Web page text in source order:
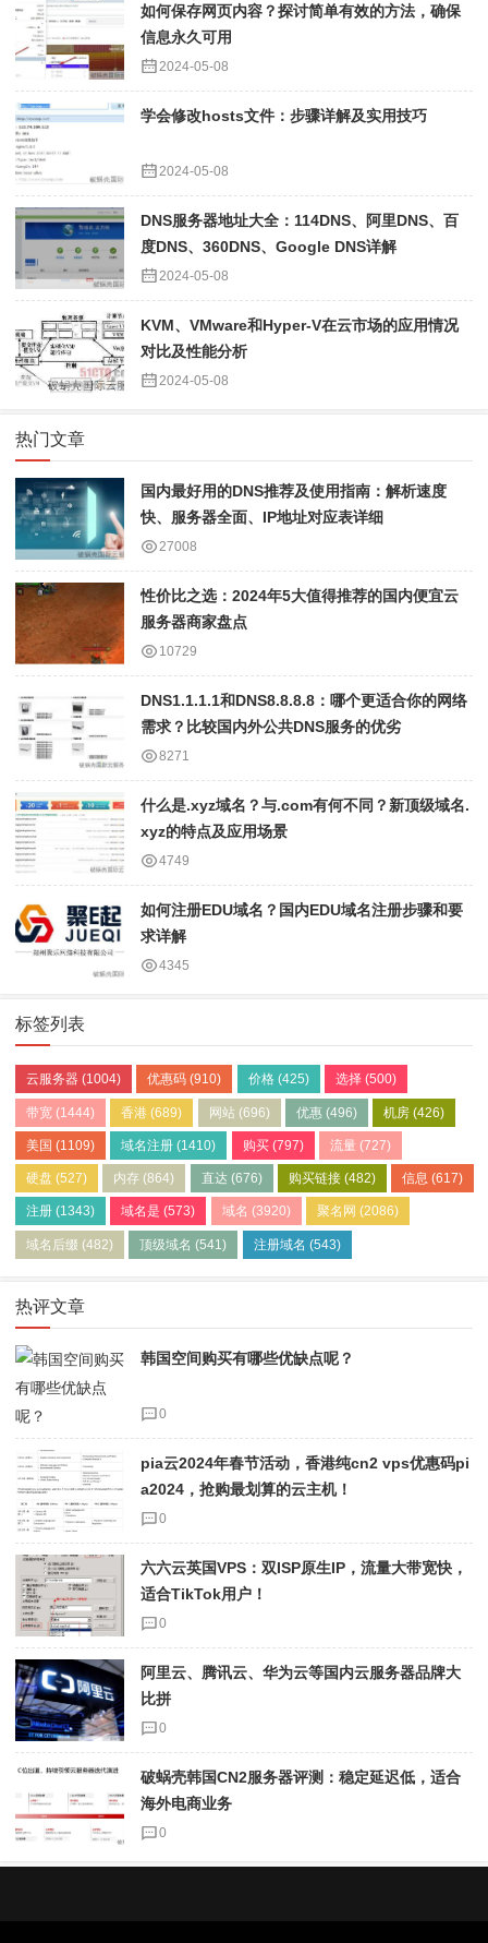
如何保存网页内容？探讨简单有效的方法，确保
信息永久可用
2024-05-08
学会修改hosts文件：步骤详解及实用技巧
2024-05-08
DNS服务器地址大全：114DNS、阿里DNS、百
度DNS、360DNS、Google DNS详解
2024-05-08
KVM、VMware和Hyper-V在云市场的应用情况
对比及性能分析
2024-05-08
热门文章
国内最好用的DNS推荐及使用指南：解析速度
快、服务器全面、IP地址对应表详细
27008
性价比之选：2024年5大值得推荐的国内便宜云
服务器商家盘点
10729
DNS1.1.1.1和DNS8.8.8.8：哪个更适合你的网络
需求？比较国内外公共DNS服务的优劣
8271
什么是.xyz域名？与.com有何不同？新顶级域名.
xyz的特点及应用场景
4749
如何注册EDU域名？国内EDU域名注册步骤和要
求详解
4345
标签列表
云服务器 (1004) 优惠码 (910) 价格(425) 选择(500)
带宽 (1444) 香港 (689) 网站(696) 优惠(496) 机房 (426)
美国 (1109) 域名注册 (1410) 购买(797) 流量(727)
硬盘 (527) 内存 (864) 直达 (676) 购买链接(482) 信息 (617)
注册 (1343) 域名是 (573) 域名 (3920) 聚名网 (2086)
域名后缀 (482) 顶级域名 (541) 注册域名 (543)
热评文章
韩国空间购买有哪些优缺点呢？
0
pia云2024年春节活动，香港纯cn2 vps优惠码pi
a2024，抢购最划算的云主机！
0
六六云英国VPS：双ISP原生IP，流量大带宽快，
适合TikTok用户！
0
阿里云、腾讯云、华为云等国内云服务器品牌大
比拼
0
破蜗壳韩国CN2服务器评测：稳定延迟低，适合
海外电商业务
0